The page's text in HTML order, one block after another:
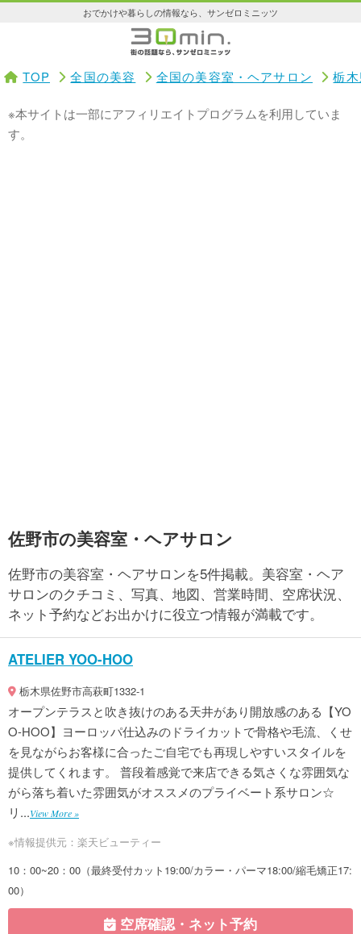
おでかけや暮らしの情報なら、サンゼロミニッツ
TOP 全国の美容 全国の美容室・ヘアサロン 栃
※本サイトは一部にアフィリエイトプログラムを利用していま
す。
佐野市の美容室・ヘアサロン
佐野市の美容室・ヘアサロンを5件掲載。美容室・ヘア
サロンのクチコミ、写真、地図、営業時間、空席状況、
ネット予約などお出かけに役立つ情報が満載です。
ATELIER YOO-HOO
栃木県佐野市高萩町1332-1
オープンテラスと吹き抜けのある天井があり開放感のある【YO
O-HOO】ヨーロッパ仕込みのドライカットで骨格や毛流、くせ
を見ながらお客様に合ったご自宅でも再現しやすいスタイルを
提供してくれます。 普段着感覚で来店できる気さくな雰囲気な
がら落ち着いた雰囲気がオススメのプライベート系サロン☆
リ...View More »
※情報提供元：楽天ビューティー
10：00~20：00（最終受付カット19:00/カラー・パーマ18:00/縮毛矯正17:
00）
空席確認・ネット予約